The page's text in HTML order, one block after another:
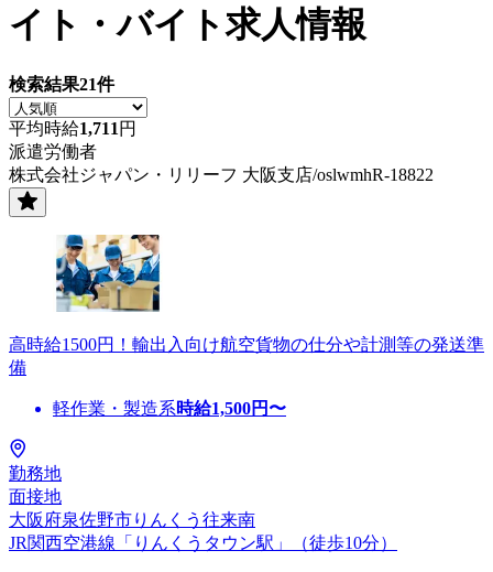
イト・バイト求人情報
検索結果21件
平均時給1,711 円
派遣労働者
株式会社ジャパン・リリーフ 大阪支店/oslwmhR-18822
高時給1500円！輸出入向け航空貨物の仕分や計測等の発送準
備
軽作業・製造系時給1,500円〜
勤務地
面接地
大阪府泉佐野市りんくう往来南
JR関西空港線「りんくうタウン駅」（徒歩10分）